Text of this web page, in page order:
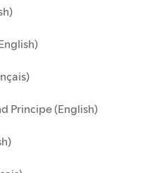
Principe (English)